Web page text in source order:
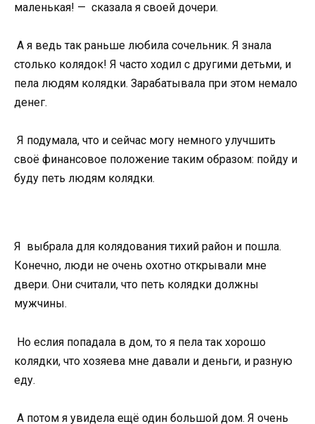
маленькая! — сказала я своей дочери.
А я ведь так раньше любила сочельник. Я знала
столько колядок! Я часто ходил с другими детьми, и
пела людям колядки. Зарабатывала при этом немало
денег.
Я подумала, что и сейчас могу немного улучшить
своё финансовое положение таким образом: пойду и
буду петь людям колядки.
Я выбрала для колядования тихий район и пошла.
Конечно, люди не очень охотно открывали мне
двери. Они считали, что петь колядки должны
мужчины.
Но еслия попадала в дом, то я пела так хорошо
колядки, что хозяева мне давали и деньги, и разную
еду.
А потом я увидела ещё один большой дом. Я очень